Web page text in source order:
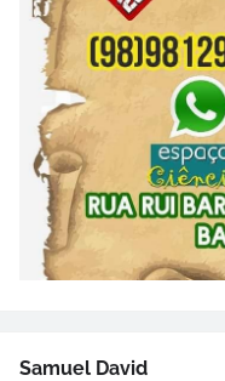
Samuel David